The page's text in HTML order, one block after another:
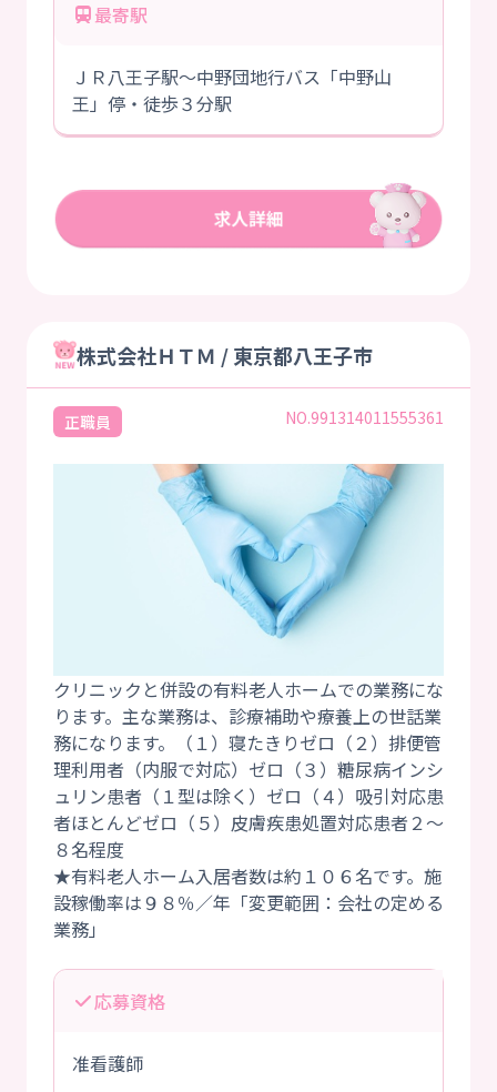
最寄駅
ＪＲ八王子駅～中野団地行バス「中野山
王」停・徒歩３分駅
株式会社ＨＴＭ / 東京都八王子市
正職員 NO.991314011555361
クリニックと併設の有料老人ホームでの業務にな
ります。主な業務は、診療補助や療養上の世話業
務になります。（１）寝たきりゼロ（２）排便管
理利用者（内服で対応）ゼロ（３）糖尿病インシ
ュリン患者（１型は除く）ゼロ（４）吸引対応患
者ほとんどゼロ（５）皮膚疾患処置対応患者２～
８名程度
★有料老人ホーム入居者数は約１０６名です。施
設稼働率は９８％／年「変更範囲：会社の定める
応募資格
准看護師